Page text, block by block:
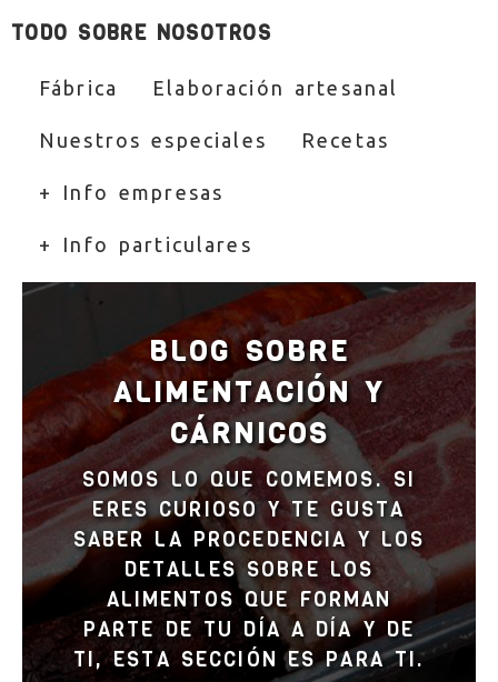
TODO SOBRE NOSOTROS
Fábrica Elaboración artesanal
Nuestros especiales
+ Info particulares
BLOG SOBRE
ALIMENTACIÓN Y
CÁRNICOS
SOMOS LO QUE COMEMOS. SI
ERES CURIOSO Y TE GUSTA
SABER LA PROCEDENCIA Y LOS
DETALLES SOBRE LOS
ALIMENTOS QUE FORMAN
PARTE DE TU DÍA A DÍA Y DE
TI, ESTA SECCIÓN ES PARA TI.